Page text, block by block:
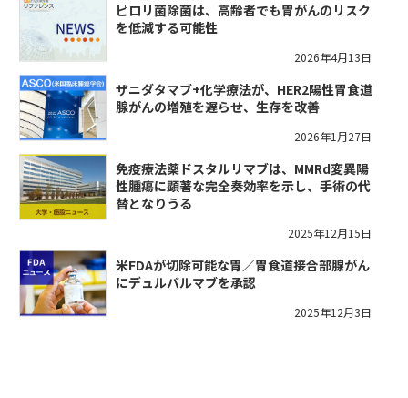
ピロリ菌除菌は、高齢者でも胃がんのリスク
を低減する可能性
2026年4月13日
ザニダタマブ+化学療法が、HER2陽性胃食道
腺がんの増殖を遅らせ、生存を改善
2026年1月27日
免疫療法薬ドスタルリマブは、MMRd変異陽
性腫瘍に顕著な完全奏効率を示し、手術の代
替となりうる
2025年12月15日
米FDAが切除可能な胃／胃食道接合部腺がん
にデュルバルマブを承認
2025年12月3日